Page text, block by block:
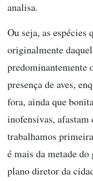
analisa.
Ou seja, as espécies
originalmente
predominantemente
presença de aves,
fora, ainda que
inofensivas, afastam
trabalhamos
é mais da metade
plano diretor da